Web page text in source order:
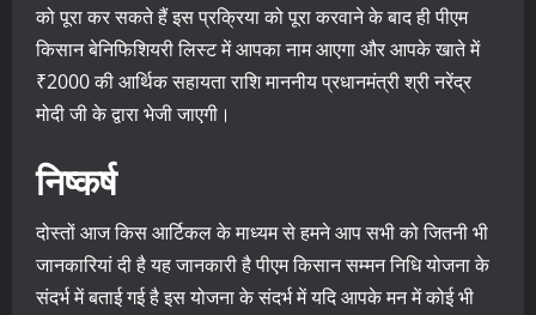
को पूरा कर सकते हैं इस प्रक्रिया को पूरा करवाने के बाद ही पीएम
किसान बेनिफिशियरी लिस्ट में आपका नाम आएगा और आपके खाते में
₹2000 की आर्थिक सहायता राशि माननीय प्रधानमंत्री श्री नरेंद्र
मोदी जी के द्वारा भेजी जाएगी।
निष्कर्ष
दोस्तों आज किस आर्टिकल के माध्यम से हमने आप सभी को जितनी भी
जानकारियां दी है यह जानकारी है पीएम किसान सम्मन निधि योजना के
संदर्भ में बताई गई है इस योजना के संदर्भ में यदि आपके मन में कोई भी